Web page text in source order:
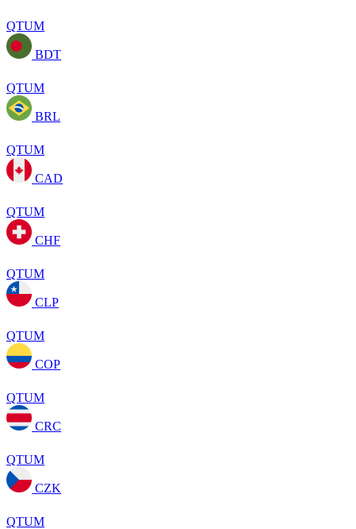
QTUM
BDT
QTUM
BRL
QTUM
CAD
QTUM
CHF
QTUM
CLP
QTUM
COP
QTUM
CRC
QTUM
CZK
QTUM